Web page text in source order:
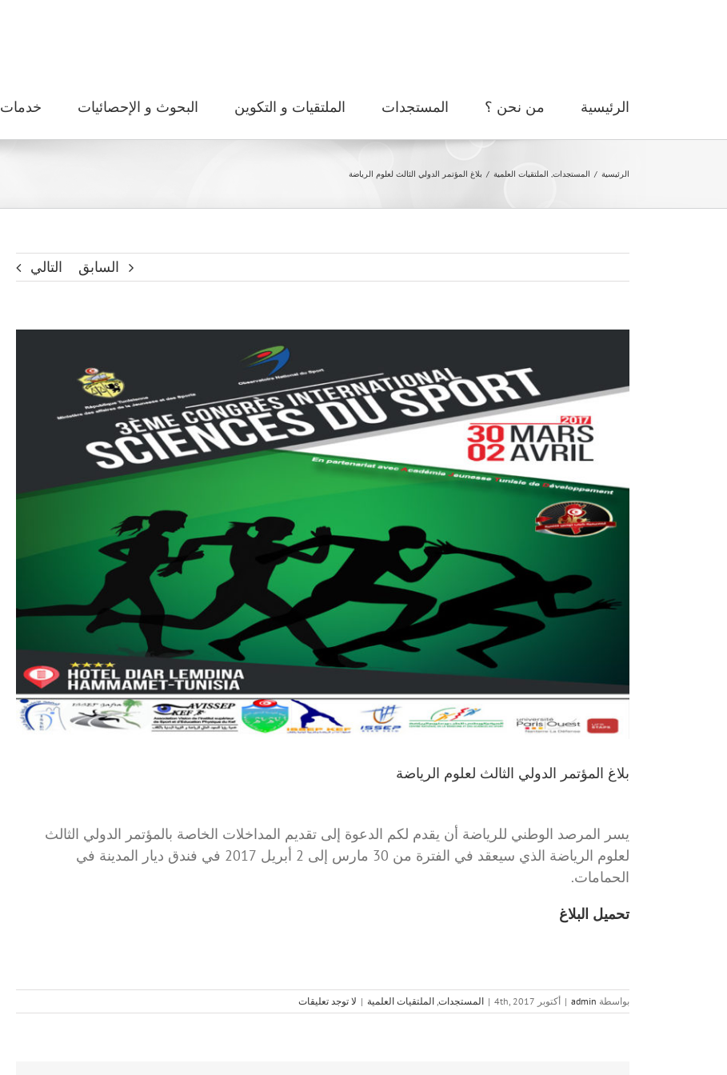
الرئيسية من نحن ؟ المستجدات الملتقيات و التكوين البحوث و الإحصائيات خدمات
الرئيسية / المستجدات, الملتقيات العلمية / بلاغ المؤتمر الدولي الثالث لعلوم الرياضة
السابق التالي
أكبر
بلاغ المؤتمر الدولي الثالث لعلوم الرياضة
يسر المرصد الوطني للرياضة أن يقدم لكم الدعوة إلى تقديم المداخلات الخاصة بالمؤتمر الدولي الثالث
لعلوم الرياضة الذي سيعقد في الفترة من 30 مارس إلى 2 أبريل 2017 في فندق ديار المدينة في
الحمامات.
تحميل البلاغ
بواسطة admin
| أكتوبر 4th, 2017 | المستجدات الملتقيات العلمية | لا توجد تعليقات